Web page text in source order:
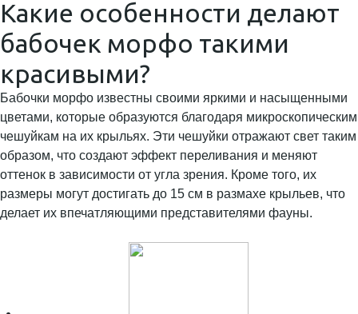
Какие особенности делают
бабочек морфо такими
красивыми?
Бабочки морфо известны своими яркими и насыщенными
цветами, которые образуются благодаря микроскопическим
чешуйкам на их крыльях. Эти чешуйки отражают свет таким
образом, что создают эффект переливания и меняют
оттенок в зависимости от угла зрения. Кроме того, их
размеры могут достигать до 15 см в размахе крыльев, что
делает их впечатляющими представителями фауны.